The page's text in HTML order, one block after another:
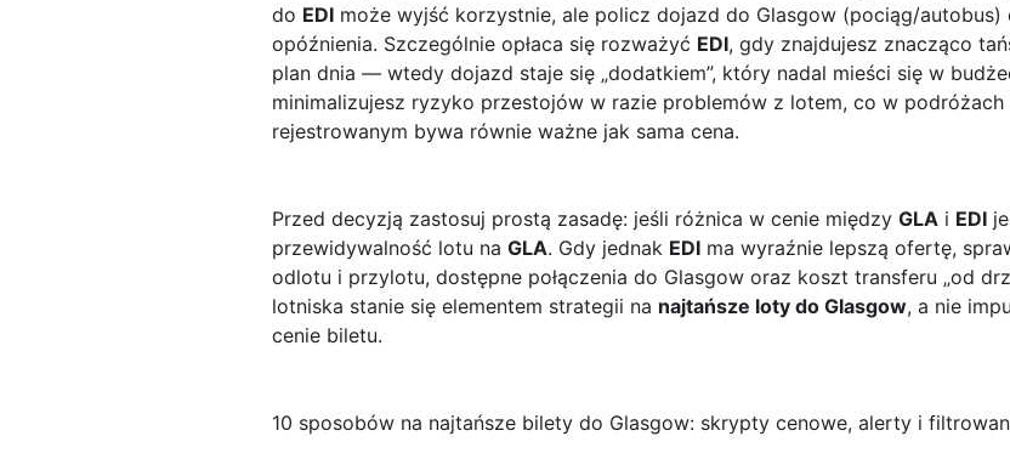
do EDI może wyjść korzystnie, ale policz dojazd do Glasgow (pociąg/
opóźnienia. Szczególnie opłaca się rozważyć EDI, gdy znajdujesz znacząco
plan dnia — wtedy dojazd staje się „dodatkiem”, który nadal mieści się w
minimalizujesz ryzyko przestojów w razie problemów z lotem, co w podróżach
rejestrowanym bywa równie ważne jak sama cena.
Przed decyzją zastosuj prostą zasadę: jeśli różnica w cenie między GLA i EDI
przewidywalność lotu na GLA. Gdy jednak EDI ma wyraźnie lepszą ofertę,
odlotu i przylotu, dostępne połączenia do Glasgow oraz koszt transferu „od
lotniska stanie się elementem strategii na najtańsze loty do Glasgow, a nie
cenie biletu.
10 sposobów na najtańsze bilety do Glasgow: skrypty cenowe, alerty i